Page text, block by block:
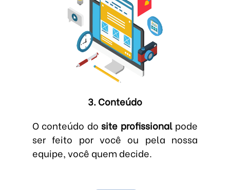
3. Conteúdo
O conteúdo dosite profissionalpode
ser feito por você ou pela nossa
equipe, você quem decide.